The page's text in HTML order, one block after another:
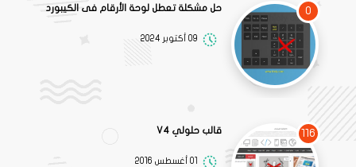
0 حل مشكلة تعطل لوحة الأرقام فى الكيبورد
09 أكتوبر 2024
116 قالب حلولي V4
01 أغسطس 2016